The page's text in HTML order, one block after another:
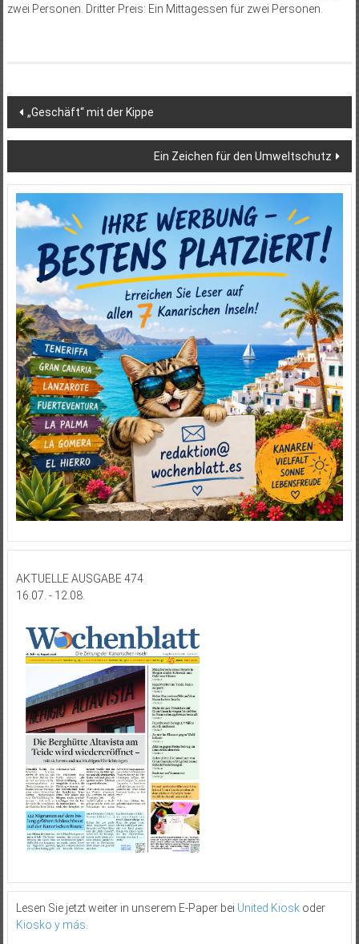
zwei Personen. Dritter Preis: Ein Mittagessen für zwei Personen.
Beitragsnavigation
„Geschäft“ mit der Kippe
Ein Zeichen für den Umweltschutz
AKTUELLE AUSGABE 474
16.07. - 12.08.
Lesen Sie jetzt weiter in unserem E-Paper bei United Kioskoder
Kiosko y más.